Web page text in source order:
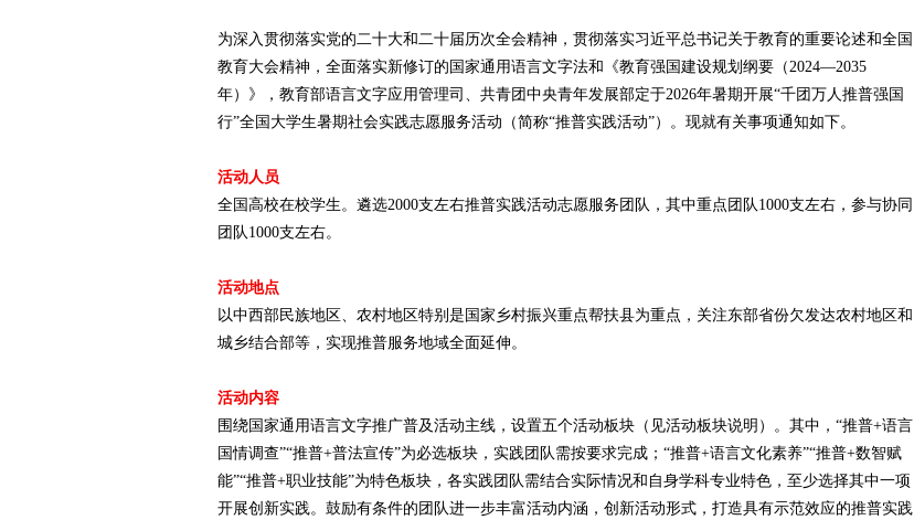
为深入贯彻落实党的二十大和二十届历次全会精神，贯彻落实习近平总书记关于教育的重要论述和全国
教育大会精神，全面落实新修订的国家通用语言文字法和《教育强国建设规划纲要（2024—2035
年）》，教育部语言文字应用管理司、共青团中央青年发展部定于2026年暑期开展“千团万人推普强国
行”全国大学生暑期社会实践志愿服务活动（简称“推普实践活动”）。现就有关事项通知如下。
活动人员
全国高校在校学生。遴选2000支左右推普实践活动志愿服务团队，其中重点团队1000支左右，参与协同
团队1000支左右。
活动地点
以中西部民族地区、农村地区特别是国家乡村振兴重点帮扶县为重点，关注东部省份欠发达农村地区和
城乡结合部等，实现推普服务地域全面延伸。
活动内容
围绕国家通用语言文字推广普及活动主线，设置五个活动板块（见活动板块说明）。其中，“推普+语言
国情调查”“推普+普法宣传”为必选板块，实践团队需按要求完成；“推普+语言文化素养”“推普+数智赋
能”“推普+职业技能”为特色板块，各实践团队需结合实际情况和自身学科专业特色，至少选择其中一项
开展创新实践。鼓励有条件的团队进一步丰富活动内涵，创新活动形式，打造具有示范效应的推普实践